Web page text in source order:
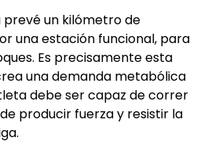
un kilómetro de
una estación funcional, para
Es precisamente esta
una demanda metabólica
debe ser capaz de correr
producir fuerza y resistir la